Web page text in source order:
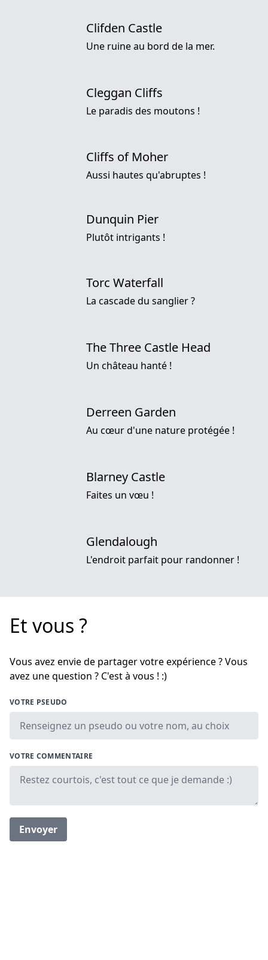
Clifden Castle
Une ruine au bord de la mer.
Cleggan Cliffs
Le paradis des moutons !
Cliffs of Moher
Aussi hautes qu'abruptes !
Dunquin Pier
Plutôt intrigants !
Torc Waterfall
La cascade du sanglier ?
The Three Castle Head
Un château hanté !
Derreen Garden
Au cœur d'une nature protégée !
Blarney Castle
Faites un vœu !
Glendalough
L'endroit parfait pour randonner !
Et vous ?
Vous avez envie de partager votre expérience ? Vous
avez une question ? C'est à vous ! :)
VOTRE PSEUDO
VOTRE COMMENTAIRE
Envoyer